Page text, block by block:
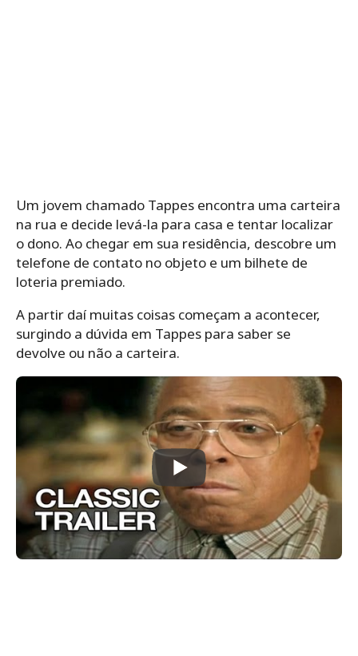
Um jovem chamado Tappes encontra uma carteira
na rua e decide levá-la para casa e tentar localizar
o dono. Ao chegar em sua residência, descobre um
telefone de contato no objeto e um bilhete de
loteria premiado.
A partir daí muitas coisas começam a acontecer,
surgindo a dúvida em Tappes para saber se
devolve ou não a carteira.